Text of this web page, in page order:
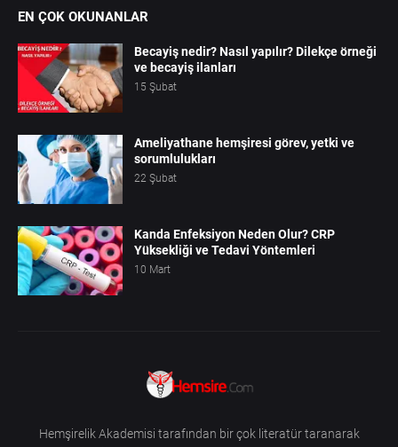
EN ÇOK OKUNANLAR
Becayiş nedir? Nasıl yapılır? Dilekçe örneği
ve becayiş ilanları
15 Şubat
Ameliyathane hemşiresi görev, yetki ve
sorumlulukları
22 Şubat
Kanda Enfeksiyon Neden Olur? CRP
Yüksekliği ve Tedavi Yöntemleri
10 Mart
Hemşirelik Akademisi tarafından bir çok literatür taranarak